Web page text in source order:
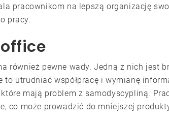
pracownikom na lepszą organizację
pracy.
również pewne wady. Jedną z nich jest
to utrudniać współpracę i wymianę
mają problem z samodyscypliną.
co może prowadzić do mniejszej